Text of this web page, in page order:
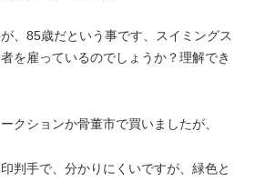
、85歳だという事です、スイミングス
を雇っているのでしょうか？理解でき
クションか骨董市で買いましたが、
判手で、分かりにくいですが、緑色と